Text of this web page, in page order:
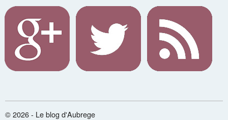
© 2026 - Le blog d'Aubrege